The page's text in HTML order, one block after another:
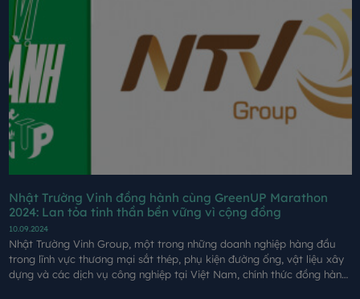
Nhật Trường Vinh đồng hành cùng GreenUP Marathon
2024: Lan tỏa tinh thần bền vững vì cộng đồng
10.09.2024
Nhật Trường Vinh Group, một trong những doanh nghiệp hàng đầu
trong lĩnh vực thương mại sắt thép, phụ kiện đường ống, vật liệu xây
dựng và các dịch vụ công nghiệp tại Việt Nam, chính thức đồng hành